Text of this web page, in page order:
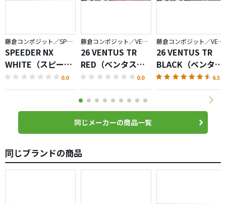
藤倉コンポジット／SPEEDER NX
SPEEDER NX
WHITE（スピーダ
ーホワイト）シャ
フト
0.0
藤倉コンポジット／VENTUS
26 VENTUS TR
RED（ベンタスレ
ッド）
0.0
藤倉コンポジット／VENTUS
26 VENTUS TR
BLACK（ベンタス
ブラック）
6.5
同じメーカーの商品一覧
同じブランドの商品